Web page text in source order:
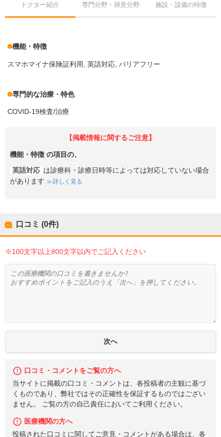
ドクター紹介 専門分野・得意分野 施設・設備の特徴
機能・特徴
スマホマイナ保険証利用 英語対応 バリアフリー
専門的な治療・特色
COVID-19検査/治療
【掲載情報に関するご注意】
機能・特徴 の項目の、
英語対応 は診療科・診療日時等によっては対応していない場合
があります
詳しく見る
口コミ (0件)
※100文字以上800文字以内でご記入ください
口コミ・コメントをご覧の方へ
当サイトに掲載の口コミ・コメントは、各投稿者の主観に基づ
くものであり、弊社ではその正確性を保証するものではござい
ません。 ご覧の方の自己責任においてご利用ください。
医療機関の方へ
投稿された口コミに関してご意見・コメントがある場合は、各